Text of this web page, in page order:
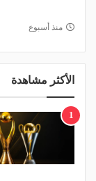
منذ أسبوع
الأكثر مشاهدة
1